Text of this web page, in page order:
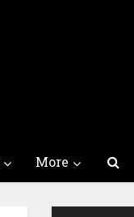
More